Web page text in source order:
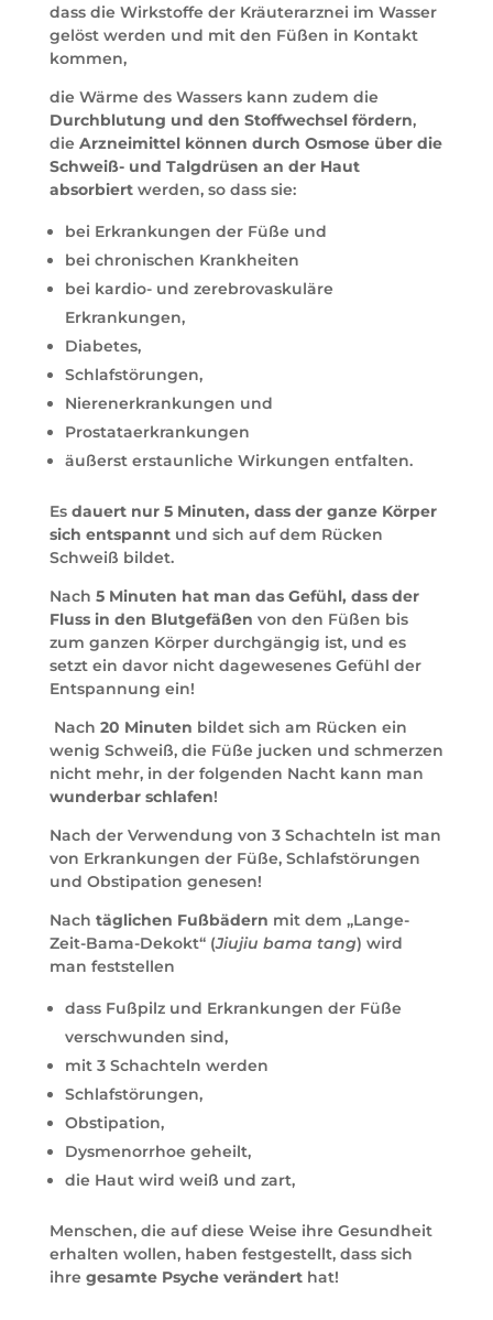
dass die Wirkstoffe der Kräuterarznei im Wasser
gelöst werden und mit den Füßen in Kontakt
kommen,
die Wärme des Wassers kann zudem die
Durchblutung und den Stoffwechsel fördern,
die Arzneimittel können durch Osmose über die
Schweiß- und Talgdrüsen an der Haut
absorbiertwerden, so dass sie:
bei Erkrankungen der Füße und
bei chronischen Krankheiten
bei kardio- und zerebrovaskuläre
Erkrankungen,
Diabetes,
Schlafstörungen,
Nierenerkrankungen und
Prostataerkrankungen
äußerst erstaunliche Wirkungen entfalten.
Es dauert nur 5 Minuten, dass der ganze Körper
sich entspanntund sich auf dem Rücken
Schweiß bildet.
Nach 5 Minuten hat man das Gefühl, dass der
Fluss in den Blutgefäßen von den Füßen bis
zum ganzen Körper durchgängig ist, und es
setzt ein davor nicht dagewesenes Gefühl der
Entspannung ein!
Nach 20 Minuten bildet sich am Rücken ein
wenig Schweiß, die Füße jucken und schmerzen
nicht mehr, in der folgenden Nacht kann man
wunderbar schlafen!
Nach der Verwendung von 3 Schachteln ist man
von Erkrankungen der Füße, Schlafstörungen
und Obstipation genesen!
Nach täglichen Fußbädern mit dem „Lange-
Zeit-Bama-Dekokt“ (Jiujiu bama tang) wird
man feststellen
dass Fußpilz und Erkrankungen der Füße
verschwunden sind,
mit 3 Schachteln werden
Schlafstörungen,
Obstipation,
Dysmenorrhoe geheilt,
die Haut wird weiß und zart,
Menschen, die auf diese Weise ihre Gesundheit
erhalten wollen, haben festgestellt, dass sich
ihre gesamte Psyche veränderthat!